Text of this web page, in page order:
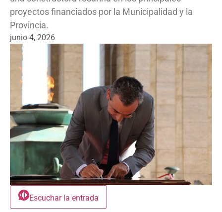
proyectos financiados por la Municipalidad y la
Provincia.
junio 4, 2026
Escuchar la entrada